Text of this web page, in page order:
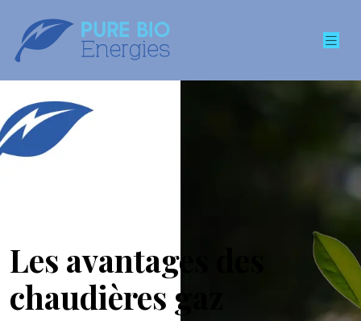
Les avantages des
chaudières gaz